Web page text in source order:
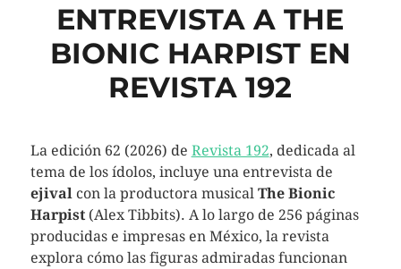
ENTREVISTA A THE
BIONIC HARPIST EN
REVISTA 192
La edición 62 (2026) de Revista 192, dedicada al
tema de los ídolos, incluye una entrevista de
ejival con la productora musical The Bionic
Harpist (Alex Tibbits). A lo largo de 256 páginas
producidas e impresas en México, la revista
explora cómo las figuras admiradas funcionan